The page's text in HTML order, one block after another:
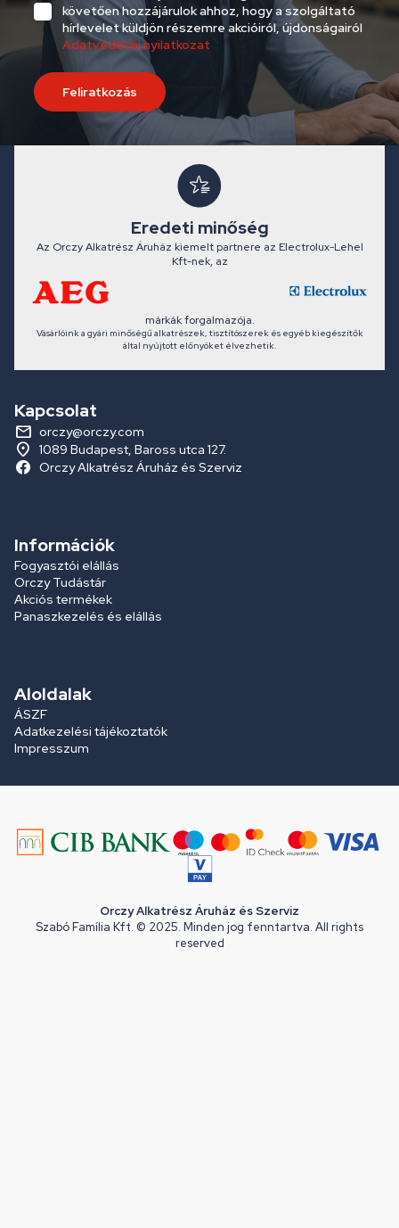
követően hozzájárulok ahhoz, hogy a szolgáltató
hírlevelet küldjön részemre akcióiról, újdonságairól
Adatvédelmi nyilatkozat
Feliratkozás
Eredeti minőség
Az Orczy Alkatrész Áruház kiemelt partnere az Electrolux-Lehel
Kft-nek, az
márkák forgalmazója.
Vásárlóink a gyári minőségű alkatrészek, tisztítószerek és egyéb kiegészítők
által nyújtott előnyöket élvezhetik.
Kapcsolat
orczy@orczy.com
1089 Budapest, Baross utca 127.
Orczy Alkatrész Áruház és Szerviz
Információk
Fogyasztói elállás
Orczy Tudástár
Akciós termékek
Panaszkezelés és elállás
Aloldalak
ÁSZF
Adatkezelési tájékoztatók
Impresszum
Orczy Alkatrész Áruház és Szerviz
Szabó Família Kft. © 2025. Minden jog fenntartva. All rights
reserved